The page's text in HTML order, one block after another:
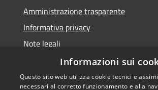
Amministrazione trasparente
Informativa privacy
Note legali
Dichiarazione di accessibilità
Informazioni sui
Questo sito web utilizza cookie tecnici e
necessari al corretto funzionamento e alla